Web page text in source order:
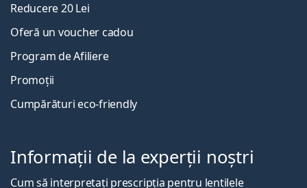
Reducere 20 Lei
Oferă un voucher cadou
Program de Afiliere
Promoții
Cumpărături eco-friendly
Informații de la experții noștri
Cum să interpretați prescripția pentru lentilele